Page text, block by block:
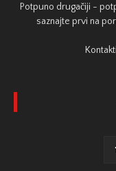
Potpuno drugačiji -
saznajte prvi na